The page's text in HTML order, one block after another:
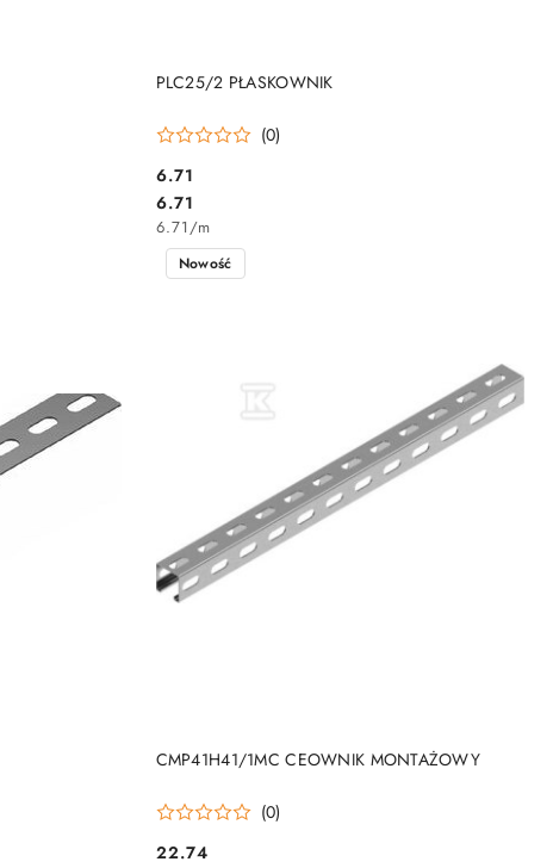
PLC25/2 PŁASKOWNIK
(0)
Cena:
6.71
Cena:
6.71
6.71/m
DO KOSZYKA
CMP41H41/1MC CEOWNIK MONTAŻOWY
(0)
22.74
Nowość
DO KOSZYKA